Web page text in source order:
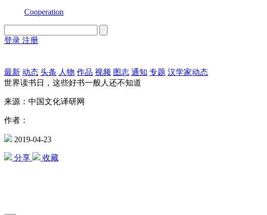
Cooperation
登录 注册
最新 动态 头条 人物 作品 视频 图志 通知 专题 汉学家动态
世界读书日，这些好书一般人还不知道
来源：中国文化译研网
作者：
2019-04-23
分享 收藏